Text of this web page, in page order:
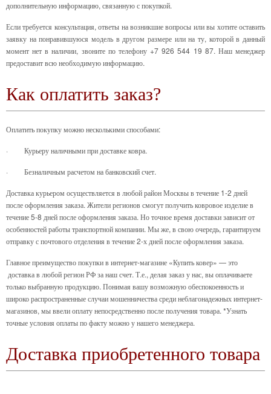
дополнительную информацию, связанную с покупкой.
Если требуется консультация, ответы на возникшие вопросы или вы хотите оставить
заявку на понравившуюся модель в другом размере или на ту, которой в данный
момент нет в наличии, звоните по телефону +7 926 544 19 87. Наш менеджер
предоставит всю необходимую информацию.
Как оплатить заказ?
Оплатить покупку можно несколькими способами:
· Курьеру наличными при доставке ковра.
· Безналичным расчетом на банковский счет.
Доставка курьером осуществляется в любой район Москвы в течение 1-2 дней
после оформления заказа. Жители регионов смогут получить ковровое изделие в
течение 5-8 дней после оформления заказа. Но точное время доставки зависит от
особенностей работы транспортной компании. Мы же, в свою очередь, гарантируем
отправку с почтового отделения в течение 2-х дней после оформления заказа.
Главное преимущество покупки в интернет-магазине «Купить ковер» — это
доставка в любой регион РФ за наш счет. Т.е., делая заказ у нас, вы оплачиваете
только выбранную продукцию. Понимая вашу возможную обеспокоенность и
широко распространенные случаи мошенничества среди неблагонадежных интернет-
магазинов, мы ввели оплату непосредственно после получения товара. *Узнать
точные условия оплаты по факту можно у нашего менеджера.
Доставка приобретенного товара